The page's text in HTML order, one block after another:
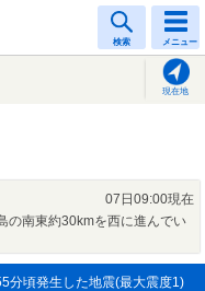
検索 メニュー
現在地
07日09:00現在
の南東約30kmを西に進んでい
分頃発生した地震(最大震度1)